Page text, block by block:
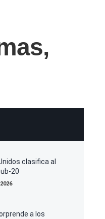
clasifica al
20
a los